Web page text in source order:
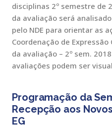
disciplinas 2º semestre de
da avaliação será
pelo NDE para orientar as
Coordenação de
da avaliação – 2º sem.
avaliações podem ser
Programação da
Recepção aos
EG